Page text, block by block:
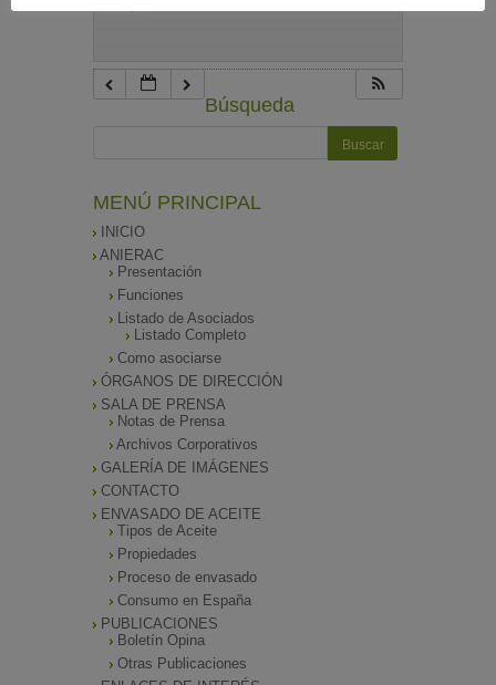
Búsqueda
MENÚ PRINCIPAL
INICIO
ANIERAC
Presentación
Funciones
Listado de Asociados
Listado Completo
Como asociarse
ÓRGANOS DE DIRECCIÓN
SALA DE PRENSA
Notas de Prensa
Archivos Corporativos
GALERÍA DE IMÁGENES
CONTACTO
ENVASADO DE ACEITE
Tipos de Aceite
Propiedades
Proceso de envasado
Consumo en España
PUBLICACIONES
Boletín Opina
Otras Publicaciones